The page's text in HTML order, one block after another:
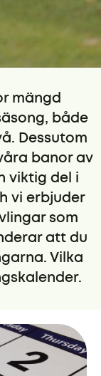
mängd
både
Dessutom
banor av
viktig del i
vi erbjuder
som
att du
Vilka